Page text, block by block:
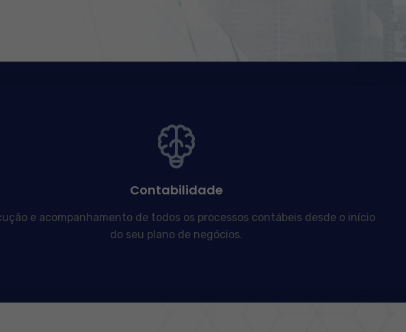
Contabilidade
e acompanhamento de todos os processos contábeis desde o início
do seu plano de negócios.